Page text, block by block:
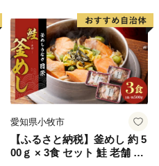
愛知県小牧市
【ふるさと納税】釜めし 約 5
00ｇ × 3食 セット 鮭 老舗 急